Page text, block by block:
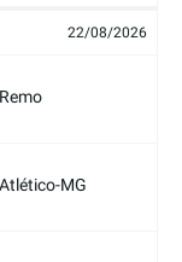
22/08/2026
Remo
Atlético-MG